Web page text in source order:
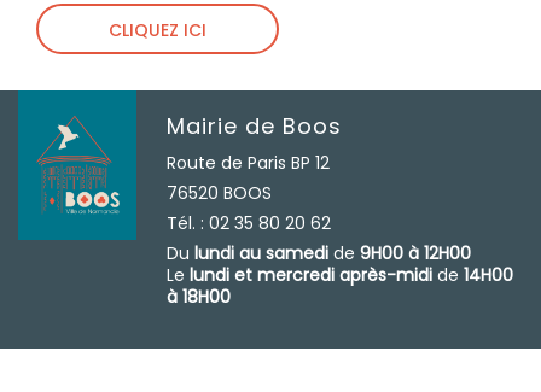
CLIQUEZ ICI
Mairie de Boos
Route de Paris BP 12
76520 BOOS
Tél. : 02 35 80 20 62
Dulundi au samedi de9H00 à 12H00
Lelundi et mercredi après-midi de14H00
à 18H00